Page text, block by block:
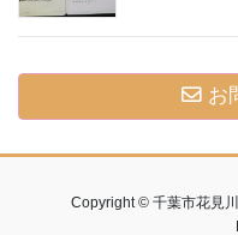
お
Copyright © 千葉市花見